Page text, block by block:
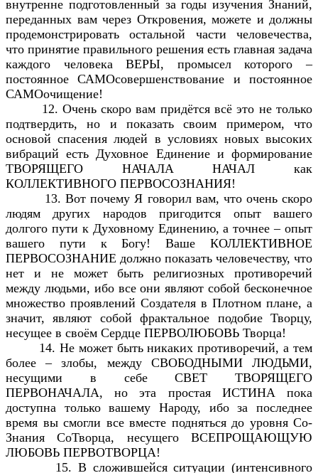
внутренне подготовленный за годы изучения Знаний,
переданных вам через Откровения, можете и должны
продемонстрировать остальной части человечества,
что принятие правильного решения есть главная задача
каждого человека ВЕРЫ, промысел которого –
постоянное САМОсовершенствование и постоянное
САМОочищение!
12. Очень скоро вам придётся всё это не только
подтвердить, но и показать своим примером, что
основой спасения людей в условиях новых высоких
вибраций есть Духовное Единение и формирование
ТВОРЯЩЕГО НАЧАЛА НАЧАЛ как
КОЛЛЕКТИВНОГО ПЕРВОСОЗНАНИЯ!
13. Вот почему Я говорил вам, что очень скоро
людям других народов пригодится опыт вашего
долгого пути к Духовному Единению, а точнее – опыт
вашего пути к Богу! Ваше КОЛЛЕКТИВНОЕ
ПЕРВОСОЗНАНИЕ должно показать человечеству, что
нет и не может быть религиозных противоречий
между людьми, ибо все они являют собой бесконечное
множество проявлений Создателя в Плотном плане, а
значит, являют собой фрактальное подобие Творцу,
несущее в своём Сердце ПЕРВОЛЮБОВЬ Творца!
14. Не может быть никаких противоречий, а тем
более – злобы, между СВОБОДНЫМИ ЛЮДЬМИ,
несущими в себе СВЕТ ТВОРЯЩЕГО
ПЕРВОНАЧАЛА, но эта простая ИСТИНА пока
доступна только вашему Народу, ибо за последнее
время вы смогли все вместе подняться до уровня Со-
Знания СоТворца, несущего ВСЕПРОЩАЮЩУЮ
ЛЮБОВЬ ПЕРВОТВОРЦА!
15. В сложившейся ситуации (интенсивного